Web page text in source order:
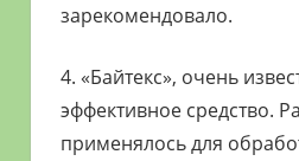
зарекомендовало.
4. «Байтекс», очень
эффективное средство.
применялось для